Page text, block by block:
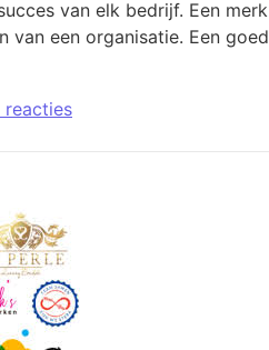
van elk bedrijf. Een
van een organisatie. Een
reacties